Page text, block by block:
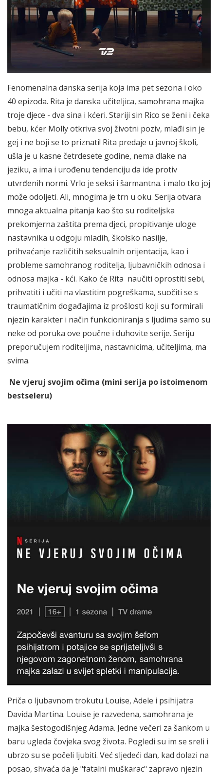
Fenomenalna danska serija koja ima pet sezona i oko
40 epizoda. Rita je danska učiteljica, samohrana majka
troje djece - dva sina i kćeri. Stariji sin Rico se ženi i čeka
bebu, kćer Molly otkriva svoj životni poziv, mlađi sin je
gej i ne boji se to priznati! Rita predaje u javnoj školi,
ušla je u kasne četrdesete godine, nema dlake na
jeziku, a ima i urođenu tendenciju da ide protiv
utvrđenih normi. Vrlo je seksi i šarmantna. i malo tko joj
može odoljeti. Ali, mnogima je trn u oku. Serija otvara
mnoga aktualna pitanja kao što su roditeljska
prekomjerna zaštita prema djeci, propitivanje uloge
nastavnika u odgoju mladih, školsko nasilje,
prihvaćanje različitih seksualnih orijentacija, kao i
probleme samohranog roditelja, ljubavničkih odnosa i
odnosa majka - kći. Kako će Rita naučiti oprostiti sebi,
prihvatiti i učiti na vlastitim pogreškama, suočiti se s
traumatičnim događajima iz prošlosti koji su formirali
njezin karakter i način funkcioniranja s ljudima samo su
neke od poruka ove poučne i duhovite serije. Seriju
preporučujem roditeljima, nastavnicima, učiteljima, ma
svima.
Ne vjeruj svojim očima (mini serija po istoimenom
bestseleru)
Priča o ljubavnom trokutu Louise, Adele i psihijatra
Davida Martina. Louise je razvedena, samohrana je
majka šestogodišnjeg Adama. Jedne večeri za šankom u
baru ugleda čovjeka svog života. Pogledi su im se sreli i
ubrzo su se počeli ljubiti. Već sljedeći dan, kad dolazi na
posao, shvaća da je "fatalni muškarac" zapravo njezin